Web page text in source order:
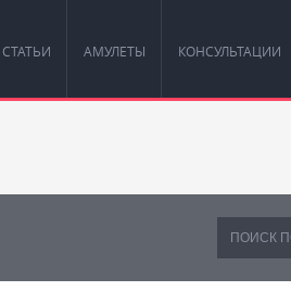
СТАТЬИ АМУЛЕТЫ КОНСУЛЬТАЦИИ